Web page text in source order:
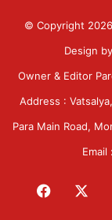
© Copyright
Design by
Owner & Editor
Address :
Para Main Road,
Email